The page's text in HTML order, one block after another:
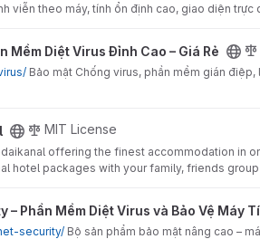
viễn theo máy, tính ổn định cao, giao diện
Đỉnh Cao – Giá Rẻ project
Mềm Diệt Virus Đỉnh Cao – Giá Rẻ
Bảo mật Chống virus, phần mềm gián
MIT License
offering the finest accommodation in
hotel packages with your family, friends
Virus và Bảo Vệ Máy Tính Tốt Nhất
Phần Mềm Diệt Virus và Bảo Vệ Máy
security/ Bộ sản phẩm bảo mật nâng cao –